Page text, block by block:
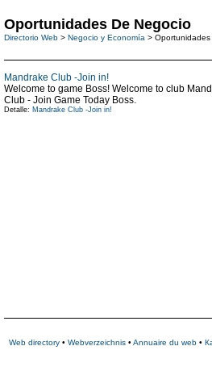
Oportunidades De Negocio
Directorio Web > Negocio y Economía >
Mandrake Club -Join in!
Welcome to game Boss! Welcome to club
Club - Join Game Today Boss.
Detalle: Mandrake Club -Join in!
Web directory • Webverzeichnis • Annuaire du web •